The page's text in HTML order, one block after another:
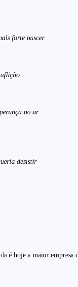
forte nascer
aflição
no ar
desistir
é hoje a maior